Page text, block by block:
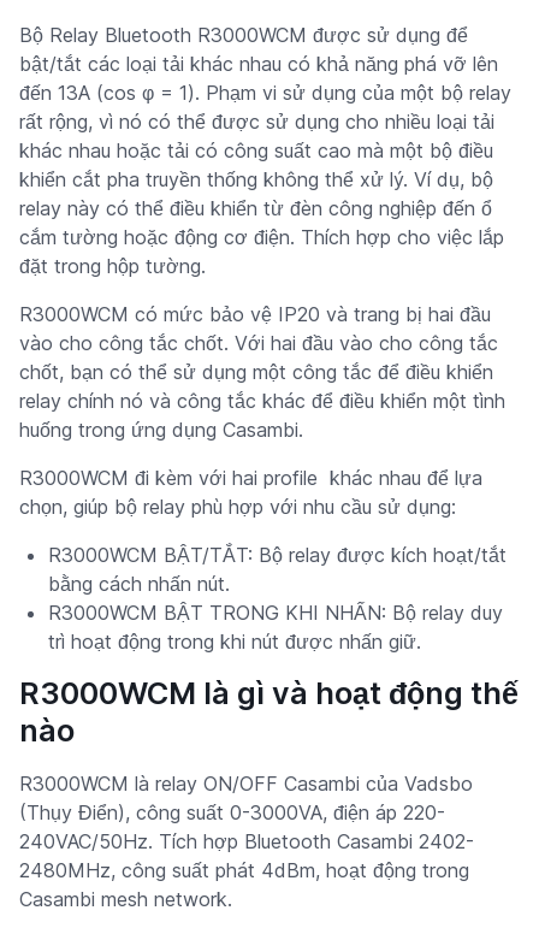
Bộ Relay Bluetooth R3000WCM được sử dụng để
bật/tắt các loại tải khác nhau có khả năng phá vỡ lên
đến 13A (cos φ = 1). Phạm vi sử dụng của một bộ relay
rất rộng, vì nó có thể được sử dụng cho nhiều loại tải
khác nhau hoặc tải có công suất cao mà một bộ điều
khiển cắt pha truyền thống không thể xử lý. Ví dụ, bộ
relay này có thể điều khiển từ đèn công nghiệp đến ổ
cắm tường hoặc động cơ điện. Thích hợp cho việc lắp
đặt trong hộp tường.
R3000WCM có mức bảo vệ IP20 và trang bị hai đầu
vào cho công tắc chốt. Với hai đầu vào cho công tắc
chốt, bạn có thể sử dụng một công tắc để điều khiển
relay chính nó và công tắc khác để điều khiển một tình
huống trong ứng dụng Casambi.
R3000WCM đi kèm với hai profile khác nhau để lựa
chọn, giúp bộ relay phù hợp với nhu cầu sử dụng:
R3000WCM BẬT/TẮT: Bộ relay được kích hoạt/tắt
bằng cách nhấn nút.
R3000WCM BẬT TRONG KHI NHẤN: Bộ relay duy
trì hoạt động trong khi nút được nhấn giữ.
R3000WCM là gì và hoạt động thế
nào
R3000WCM là relay ON/OFF Casambi của Vadsbo
(Thụy Điển), công suất 0-3000VA, điện áp 220-
240VAC/50Hz. Tích hợp Bluetooth Casambi 2402-
2480MHz, công suất phát 4dBm, hoạt động trong
Casambi mesh network.